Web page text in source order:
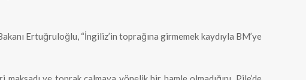
Ertuğruloğlu, “İngiliz’in toprağına girmemek kaydıyla BM’ye